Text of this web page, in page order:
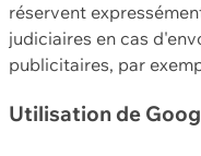
réservent
judiciaires en cas
publicitaires, par
Utilisation de